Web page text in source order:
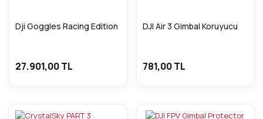
Dji Goggles Racing Edition
27.901,00 TL
DJI Air 3 Gimbal Koruyucu
781,00 TL